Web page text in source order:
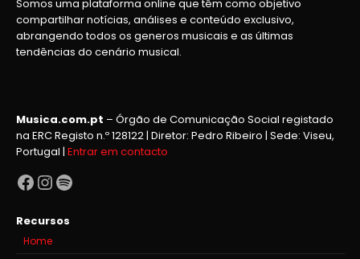
Somos uma plataforma online que têm como objetivo
compartilhar notícias, análises e conteúdo exclusivo,
abrangendo todos os generos musicais e as últimas
tendências do cenário musical.
Musica.com.pt – Órgão de Comunicação Social registado
na ERC Registo n.º 128122 | Diretor: Pedro Ribeiro | Sede: Viseu,
Portugal | Entrar em contacto
Facebook
Instagram
Spotify
Recursos
Home